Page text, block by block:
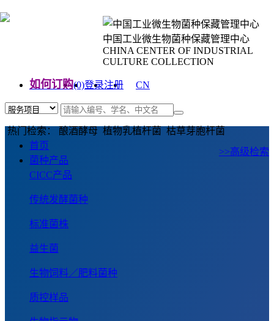
中国工业微生物菌种保藏管理中心
CHINA CENTER OF INDUSTRIAL
CULTURE COLLECTION
如何订购(0)登录注册
CN
热门检索： 酿酒酵母 植物乳植杆菌 枯草芽胞杆菌
>>高级检索
首页
菌种产品
CICC产品
传统发酵菌种
标准菌株
益生菌
生物饲料／肥料菌种
质控样品